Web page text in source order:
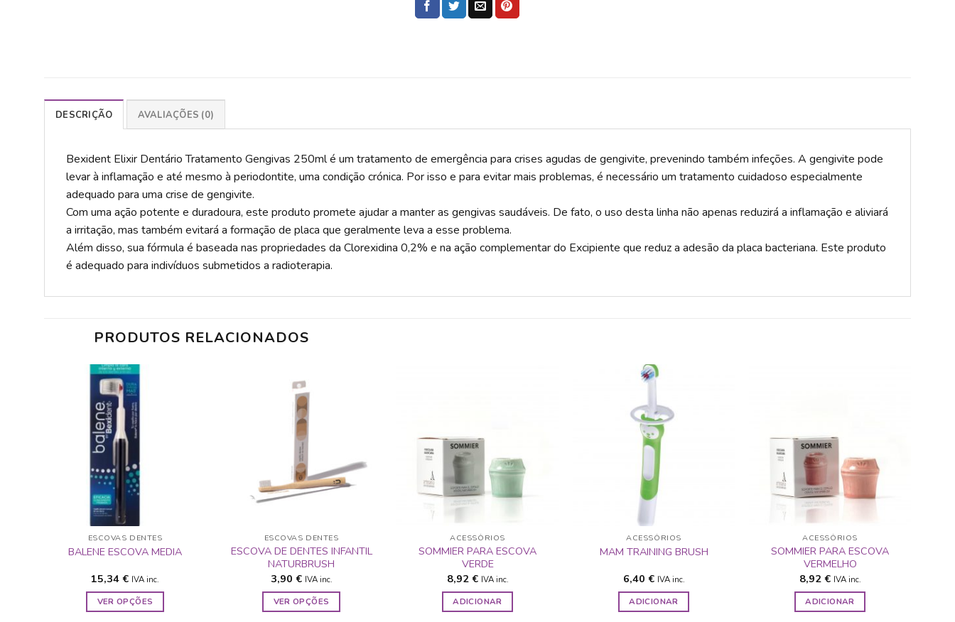
DESCRIÇÃO AVALIAÇÕES (0)
Bexident Elixir Dentário Tratamento Gengivas 250ml é um tratamento de emergência para crises agudas de gengivite, prevenindo também infeções. A gengivite pode
levar à inflamação e até mesmo à periodontite, uma condição crónica. Por isso e para evitar mais problemas, é necessário um tratamento cuidadoso especialmente
adequado para uma crise de gengivite.
Com uma ação potente e duradoura, este produto promete ajudar a manter as gengivas saudáveis. De fato, o uso desta linha não apenas reduzirá a inflamação e aliviará
a irritação, mas também evitará a formação de placa que geralmente leva a esse problema.
Além disso, sua fórmula é baseada nas propriedades da Clorexidina 0,2% e na ação complementar do Excipiente que reduz a adesão da placa bacteriana. Este produto
é adequado para indivíduos submetidos a radioterapia.
PRODUTOS RELACIONADOS
ESCOVAS DENTES
BALENE ESCOVA MEDIA
15,34 € IVA inc.
VER OPÇÕES
ESCOVAS DENTES
ESCOVA DE DENTES INFANTIL
NATURBRUSH
3,90 € IVA inc.
VER OPÇÕES
ACESSÓRIOS
SOMMIER PARA ESCOVA
VERDE
8,92 € IVA inc.
ADICIONAR
ACESSÓRIOS
MAM TRAINING BRUSH
6,40 € IVA inc.
ADICIONAR
DESEJOS
ACESSÓRIOS
SOMMIER PARA ESCOVA
VERMELHO
8,92 € IVA inc.
ADICIONAR